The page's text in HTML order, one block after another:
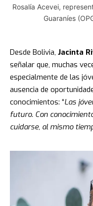
Rosalía Acevei,
Guaraníes
Desde Bolivia, Jacinta
señalar que, muchas
especialmente de las
ausencia de
conocimientos: “Las
futuro. Con
cuidarse, al mismo